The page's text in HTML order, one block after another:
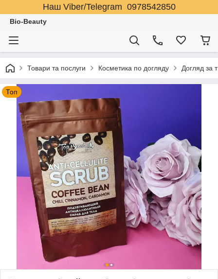
Наш Viber/Telegram 0978542850
Bio-Beauty
Товари та послуги Косметика по догляду Догляд за
Топ